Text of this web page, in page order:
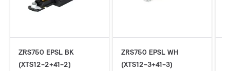
ZRS750 EPSL BK
(XTS12-2+41-2)
ZRS750 EPSL WH
(XTS12-3+41-3)